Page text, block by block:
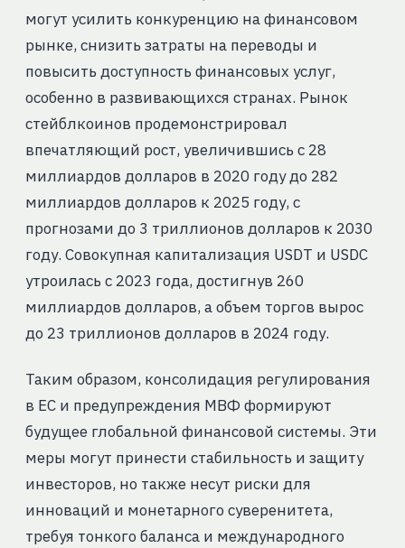
могут усилить конкуренцию на финансовом
рынке, снизить затраты на переводы и
повысить доступность финансовых услуг,
особенно в развивающихся странах. Рынок
стейблкоинов продемонстрировал
впечатляющий рост, увеличившись с 28
миллиардов долларов в 2020 году до 282
миллиардов долларов к 2025 году, с
прогнозами до 3 триллионов долларов к 2030
году. Совокупная капитализация USDT и USDC
утроилась с 2023 года, достигнув 260
миллиардов долларов, а объем торгов вырос
до 23 триллионов долларов в 2024 году.
Таким образом, консолидация регулирования
в ЕС и предупреждения МВФ формируют
будущее глобальной финансовой системы. Эти
меры могут принести стабильность и защиту
инвесторов, но также несут риски для
инноваций и монетарного суверенитета,
требуя тонкого баланса и международного